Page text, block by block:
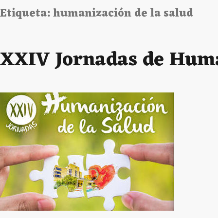
Etiqueta:humanización de la salud
XXIV Jornadas de